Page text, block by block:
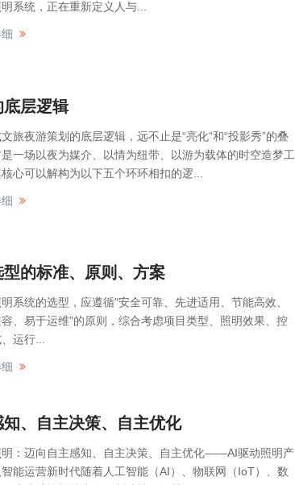
系统，正在重新定义人与...
层逻辑
旅夜游策划的底层逻辑，远不止是“亮化”和“投影秀”的叠
一场以夜为媒介、以情为纽带、以游为载体的时空造梦工
心可以解构为以下五个环环相扣的逻...
的标准、原则、方案
系统的选型，应遵循"安全可靠、先进适用、节能高效、
、易于运维"的原则，综合考虑项目类型、照明效果、控
运行...
、自主决策、自主优化
明：迈向自主感知、自主决策、自主优化——AI驱动照明产
能运营新时代随着人工智能（AI）、物联网（IoT）、数